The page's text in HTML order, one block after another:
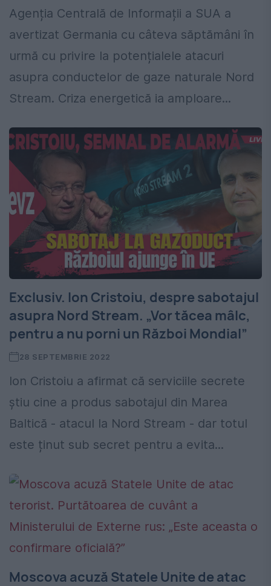
Agenția Centrală de Informații a SUA a
avertizat Germania cu câteva săptămâni în
urmă cu privire la potențialele atacuri
asupra conductelor de gaze naturale Nord
Stream. Criza energetică ia amploare...
Exclusiv. Ion Cristoiu, despre sabotajul
asupra Nord Stream. „Vor tăcea mâlc,
pentru a nu porni un Război Mondial”
28 SEPTEMBRIE 2022
Ion Cristoiu a afirmat că serviciile secrete
știu cine a produs sabotajul din Marea
Baltică - atacul la Nord Stream - dar totul
este ținut sub secret pentru a evita...
Moscova acuză Statele Unite de atac